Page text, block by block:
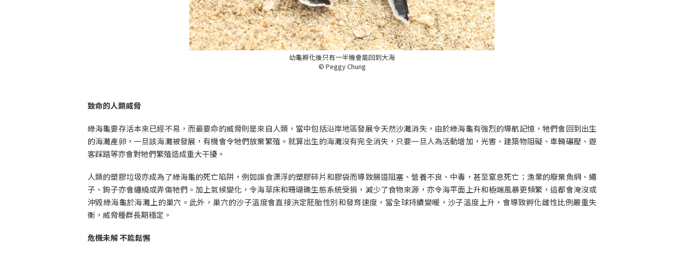
幼龜孵化後只有一半機會能回到大海
© Peggy Chung
致命的人類威脅
綠海龜要存活本來已經不易，而最要命的威脅則是來自人類，當中包括沿岸地區發展令天然沙灘消失，由於綠海龜有強烈的導航記憶，牠們會回到出生
的海灘產卵，一旦該海灘被發展，有機會令牠們放棄繁殖。就算出生的海灘沒有完全消失，只要一旦人為活動增加，光害、建築物阻礙、車輛碾壓、遊
客踩踏等亦會對牠們繁殖造成重大干擾。
人類的塑膠垃圾亦成為了綠海龜的死亡陷阱，例如誤食漂浮的塑膠碎片和膠袋而導致腸道阻塞、營養不良、中毒，甚至窒息死亡；漁業的廢棄魚網、繩
子、鉤子亦會纏繞或弄傷牠們。加上氣候變化，令海草床和珊瑚礁生態系統受損，減少了食物來源，亦令海平面上升和極端風暴更頻繁，這都會淹沒或
沖毀綠海龜於海灘上的巢穴。此外，巢穴的沙子溫度會直接決定胚胎性別和發育速度，當全球持續變暖，沙子溫度上升，會導致孵化雌性比例嚴重失
衡，威脅種群長期穩定。
危機未解 不能鬆懈